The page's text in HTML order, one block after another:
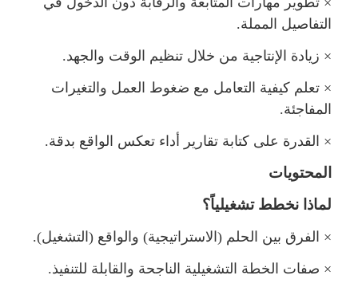
التفاصيل المملة.
× زيادة الإنتاجية من خلال تنظيم الوقت والجهد.
× تعلم كيفية التعامل مع ضغوط العمل والتغيرات
المفاجئة.
× القدرة على كتابة تقارير أداء تعكس الواقع بدقة.
المحتويات
اذا نخطط تشغيلياً؟
× الفرق بين الحلم (الاستراتيجية) والواقع (التشغيل).
× صفات الخطة التشغيلية الناجحة والقابلة للتنفيذ.